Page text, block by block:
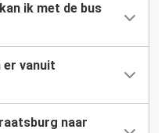
ik met de bus
er vanuit
naar